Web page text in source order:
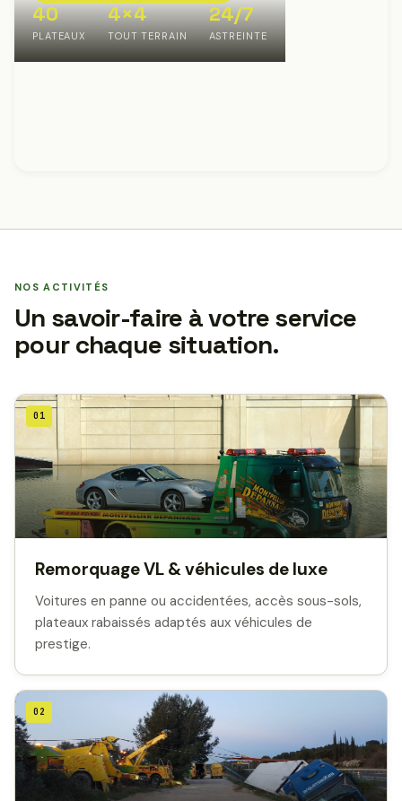
40
PLATEAUX
4×4
TOUT TERRAIN
24/7
ASTREINTE
NOS ACTIVITÉS
Un savoir-faire à votre service
pour chaque situation.
01
Remorquage VL & véhicules de luxe
Voitures en panne ou accidentées, accès sous-sols,
plateaux rabaissés adaptés aux véhicules de
prestige.
02